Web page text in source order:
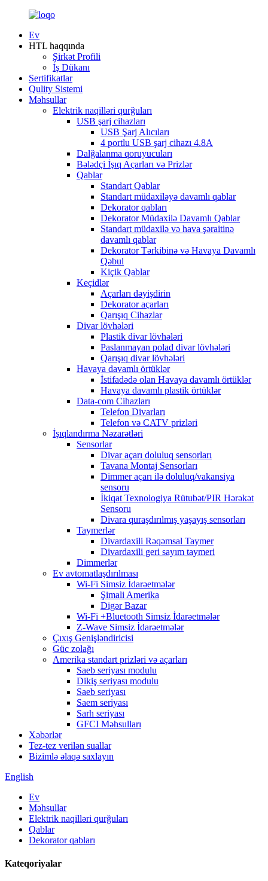
Ev
HTL haqqında
Şirkət Profili
İş Dükanı
Sertifikatlar
Qulity Sistemi
Məhsullar
Elektrik naqilləri qurğuları
USB şarj cihazları
USB Şarj Alıcıları
4 portlu USB şarj cihazı 4.8A
Dalğalanma qoruyucuları
Bələdçi İşıq Açarları və Prizlər
Qablar
Standart Qablar
Standart müdaxiləyə davamlı qablar
Dekorator qabları
Dekorator Müdaxilə Davamlı Qablar
Standart müdaxilə və hava şəraitinə
davamlı qablar
Dekorator Tərkibinə və Havaya Davamlı
Qəbul
Kiçik Qablar
Keçidlər
Açarları dəyişdirin
Dekorator açarları
Qarışıq Cihazlar
Divar lövhələri
Plastik divar lövhələri
Paslanmayan polad divar lövhələri
Qarışıq divar lövhələri
Havaya davamlı örtüklər
İstifadədə olan Havaya davamlı örtüklər
Havaya davamlı plastik örtüklər
Data-com Cihazları
Telefon Divarları
Telefon və CATV prizləri
İşıqlandırma Nəzarətləri
Sensorlar
Divar açarı doluluq sensorları
Tavana Montaj Sensorları
Dimmer açarı ilə doluluq/vakansiya
sensoru
İkiqat Texnologiya Rütubət/PIR Hərəkət
Sensoru
Divara quraşdırılmış yaşayış sensorları
Taymerlər
Divardaxili Rəqəmsal Taymer
Divardaxili geri sayım taymeri
Dimmerlər
Ev avtomatlaşdırılması
Wi-Fi Simsiz İdarəetmələr
Şimali Amerika
Digər Bazar
Wi-Fi +Bluetooth Simsiz İdarəetmələr
Z-Wave Simsiz İdarəetmələr
Çıxış Genişləndiricisi
Güc zolağı
Amerika standart prizləri və açarları
Saeb seriyası modulu
Dikiş seriyası modulu
Saeb seriyası
Saem seriyası
Sarh seriyası
GFCI Məhsulları
Xəbərlər
Tez-tez verilən suallar
Bizimlə əlaqə saxlayın
English
Ev
Məhsullar
Elektrik naqilləri qurğuları
Qablar
Dekorator qabları
Kateqoriyalar